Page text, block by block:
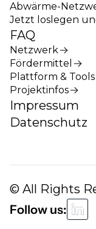
Abwärme-
Jetzt loslegen
FAQ
Netzwerk
Fördermittel
Plattform & Tools
Projektinfos
Impressum
Datenschutz
© All Rights
Follow us: